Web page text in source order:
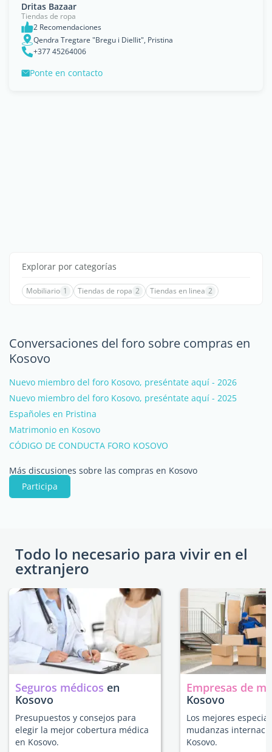
Dritas Bazaar
Tiendas de ropa
2 Recomendaciones
Qendra Tregtare "Bregu i Diellit", Pristina
+377 45264006
Ponte en contacto
Explorar por categorías
Mobiliario 1 Tiendas de ropa 2 Tiendas en linea 2
Conversaciones del foro sobre compras en
Kosovo
Nuevo miembro del foro Kosovo, preséntate aquí - 2026
Nuevo miembro del foro Kosovo, preséntate aquí - 2025
Españoles en Pristina
Matrimonio en Kosovo
CÓDIGO DE CONDUCTA FORO KOSOVO
Más discusiones sobre las compras en Kosovo
Participa
Todo lo necesario para vivir en el
extranjero
Seguros médicos en
Kosovo
Presupuestos y consejos para
elegir la mejor cobertura médica
en Kosovo.
Empresas de
Kosovo
Los mejores
mudanzas
Kosovo.